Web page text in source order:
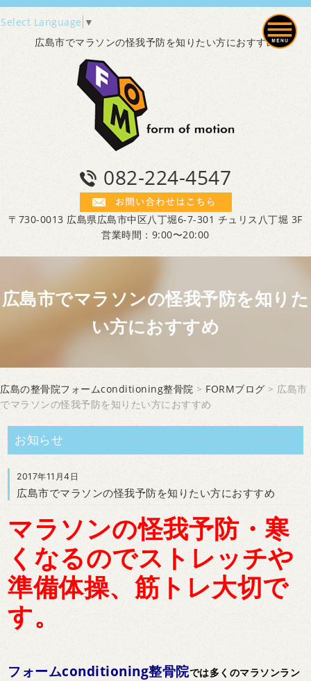
Select Language ▼
広島市でマラソンの怪我予防を知りたい方におすすめ
082-224-4547
〒730-0013 広島県広島市中区八丁堀6-7-301 チュリス八丁堀 3F
営業時間：9:00〜20:00
広島市でマラソンの怪我予防を知りた
い方におすすめ
広島の整骨院フォームconditioning整骨院 > FORMブログ > 広島市
でマラソンの怪我予防を知りたい方におすすめ
お知らせ
2017年11月4日
広島市でマラソンの怪我予防を知りたい方におすすめ
マラソンの怪我予防・寒
くなるのでストレッチや
準備体操、筋トレ大切で
す。
フォームconditioning整骨院では多くのマラソンラン